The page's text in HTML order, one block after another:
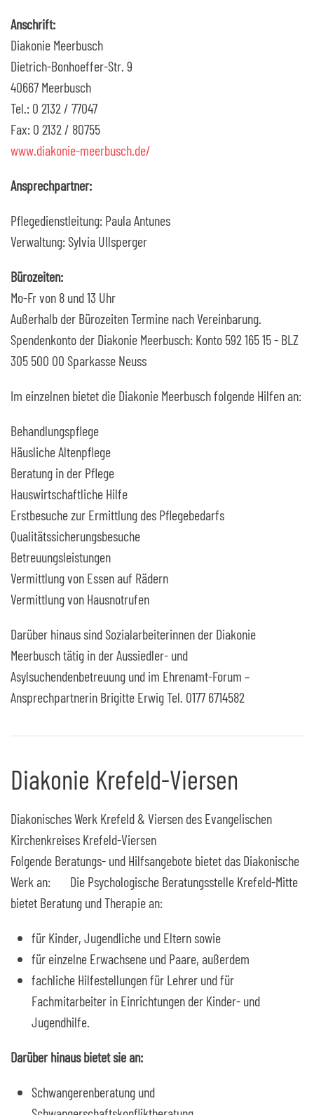
Anschrift:
Diakonie Meerbusch
Dietrich-Bonhoeffer-Str. 9
40667 Meerbusch
Tel.: 0 2132 / 77047
Fax: 0 2132 / 80755
www.diakonie-meerbusch.de/
Ansprechpartner:
Pflegedienstleitung: Paula Antunes
Verwaltung: Sylvia Ullsperger
Bürozeiten:
Mo-Fr von 8 und 13 Uhr
Außerhalb der Bürozeiten Termine nach Vereinbarung.
Spendenkonto der Diakonie Meerbusch: Konto 592 165 15 - BLZ
305 500 00 Sparkasse Neuss
Im einzelnen bietet die Diakonie Meerbusch folgende Hilfen an:
Behandlungspflege
Häusliche Altenpflege
Beratung in der Pflege
Hauswirtschaftliche Hilfe
Erstbesuche zur Ermittlung des Pflegebedarfs
Qualitätssicherungsbesuche
Betreuungsleistungen
Vermittlung von Essen auf Rädern
Vermittlung von Hausnotrufen
Darüber hinaus sind Sozialarbeiterinnen der Diakonie
Meerbusch tätig in der Aussiedler- und
Asylsuchendenbetreuung und im Ehrenamt-Forum –
Ansprechpartnerin Brigitte Erwig Tel. 0177 6714582
Diakonie Krefeld-Viersen
Diakonisches Werk Krefeld & Viersen des Evangelischen
Kirchenkreises Krefeld-Viersen
Folgende Beratungs- und Hilfsangebote bietet das Diakonische
Werk an: Die Psychologische Beratungsstelle Krefeld-Mitte
bietet Beratung und Therapie an:
für Kinder, Jugendliche und Eltern sowie
für einzelne Erwachsene und Paare, außerdem
fachliche Hilfestellungen für Lehrer und für
Fachmitarbeiter in Einrichtungen der Kinder- und
Jugendhilfe.
Darüber hinaus bietet sie an:
Schwangerenberatung und